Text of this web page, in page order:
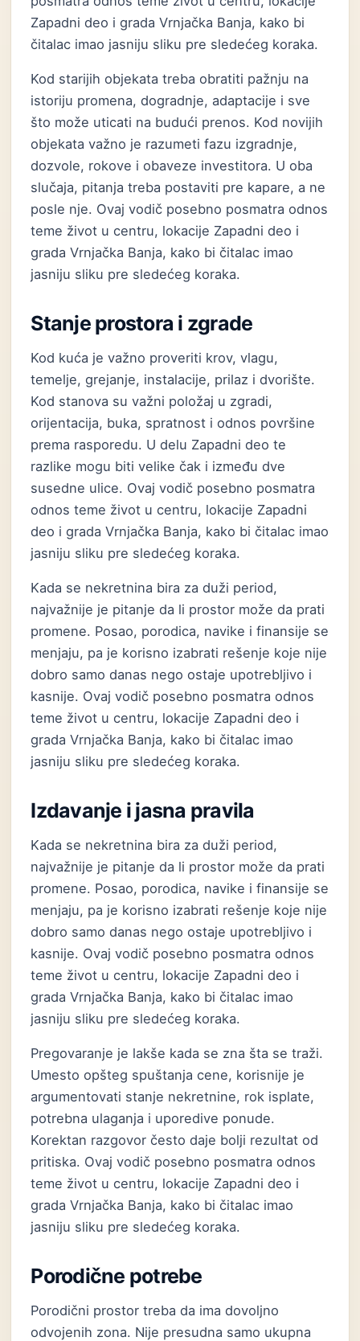
Zapadni deo i grada Vrnjačka Banja, kako bi
čitalac imao jasniju sliku pre sledećeg koraka.
Kod starijih objekata treba obratiti pažnju na
istoriju promena, dogradnje, adaptacije i sve
što može uticati na budući prenos. Kod novijih
objekata važno je razumeti fazu izgradnje,
dozvole, rokove i obaveze investitora. U oba
slučaja, pitanja treba postaviti pre kapare, a ne
posle nje. Ovaj vodič posebno posmatra odnos
teme život u centru, lokacije Zapadni deo i
grada Vrnjačka Banja, kako bi čitalac imao
jasniju sliku pre sledećeg koraka.
Stanje prostora i zgrade
Kod kuća je važno proveriti krov, vlagu,
temelje, grejanje, instalacije, prilaz i dvorište.
Kod stanova su važni položaj u zgradi,
orijentacija, buka, spratnost i odnos površine
prema rasporedu. U delu Zapadni deo te
razlike mogu biti velike čak i između dve
susedne ulice. Ovaj vodič posebno posmatra
odnos teme život u centru, lokacije Zapadni
deo i grada Vrnjačka Banja, kako bi čitalac imao
jasniju sliku pre sledećeg koraka.
Kada se nekretnina bira za duži period,
najvažnije je pitanje da li prostor može da prati
promene. Posao, porodica, navike i finansije se
menjaju, pa je korisno izabrati rešenje koje nije
dobro samo danas nego ostaje upotrebljivo i
kasnije. Ovaj vodič posebno posmatra odnos
teme život u centru, lokacije Zapadni deo i
grada Vrnjačka Banja, kako bi čitalac imao
jasniju sliku pre sledećeg koraka.
Izdavanje i jasna pravila
Kada se nekretnina bira za duži period,
najvažnije je pitanje da li prostor može da prati
promene. Posao, porodica, navike i finansije se
menjaju, pa je korisno izabrati rešenje koje nije
dobro samo danas nego ostaje upotrebljivo i
kasnije. Ovaj vodič posebno posmatra odnos
teme život u centru, lokacije Zapadni deo i
grada Vrnjačka Banja, kako bi čitalac imao
jasniju sliku pre sledećeg koraka.
Pregovaranje je lakše kada se zna šta se traži.
Umesto opšteg spuštanja cene, korisnije je
argumentovati stanje nekretnine, rok isplate,
potrebna ulaganja i uporedive ponude.
Korektan razgovor često daje bolji rezultat od
pritiska. Ovaj vodič posebno posmatra odnos
teme život u centru, lokacije Zapadni deo i
grada Vrnjačka Banja, kako bi čitalac imao
jasniju sliku pre sledećeg koraka.
Porodične potrebe
Porodični prostor treba da ima dovoljno
odvojenih zona. Nije presudna samo ukupna